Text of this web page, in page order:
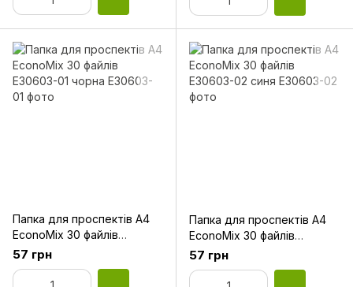
Папка для проспектів А4
EconoMix 30 файлів
E30603-01 чорна
57 грн
Папка для проспектів А4
EconoMix 30 файлів
E30603-02 синя
57 грн